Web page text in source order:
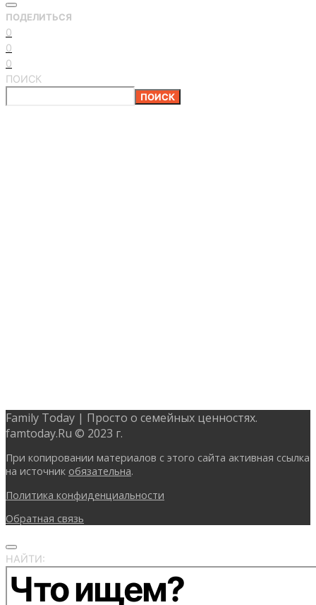
ПОДЕЛИТЬСЯ
0
0
0
ПОИСК
ПОИСК
Family Today | Просто о семейных ценностях.
famtoday.Ru © 2023 г.
При копировании материалов с этого сайта активная ссылка
на источник обязательна.
Политика конфиденциальности
Обратная связь
НАЙТИ: